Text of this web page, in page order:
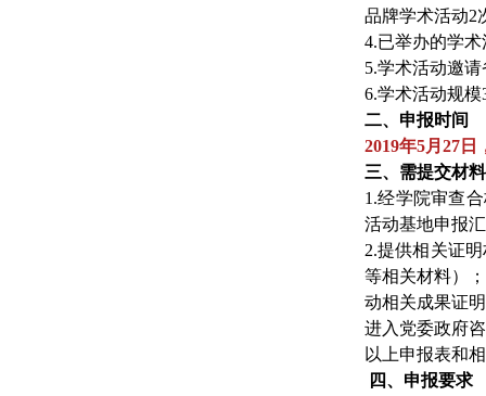
品牌学术活动2
4.已举办的学
5.学术活动邀
6.学术活动规模
二、申报时间
2019年5月27日
三、需提交材料
1.经学院审查
活动基地申报
2.提供相关证
等相关材料）
动相关成果证
进入党委政府
以上申报表和
四、申报要求